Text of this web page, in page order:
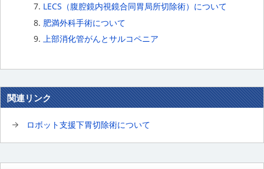
LECS（腹腔鏡内視鏡合同胃局所切除術）について
肥満外科手術について
上部消化管がんとサルコペニア
関連リンク
ロボット支援下胃切除術について